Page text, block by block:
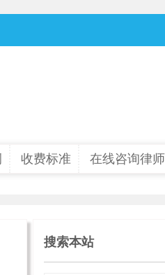
收费标准 在线咨询律师
搜索本站